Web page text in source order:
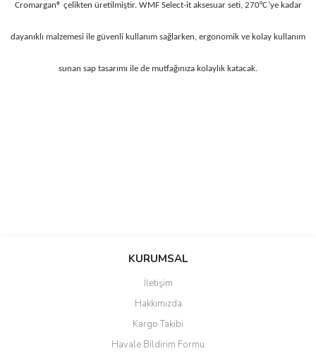
Cromargan® çelikten üretilmiştir. WMF Select-it aksesuar seti, 270°C’ye kadar
dayanıklı malzemesi ile güvenli kullanım sağlarken, ergonomik ve kolay kullanım
sunan sap tasarımı ile de mutfağınıza kolaylık katacak.
Bu ürüne ilk yorumu siz yapın!
Ürün resmi kalitesiz, bozuk veya görüntülenemiyor.
Ürün açıklamasında eksik bilgiler bulunuyor.
Ürün bilgilerinde hatalar bulunuyor.
KURUMSAL
İletişim
Hakkımızda
Kargo Takibi
Havale Bildirim Formu